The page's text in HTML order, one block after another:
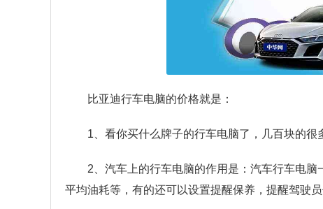
比亚迪行车电脑的价格就是：
1、看你买什么牌子的行车电脑了，几百块的很
2、汽车上的行车电脑的作用是：汽车行车电脑
平均油耗等，有的还可以设置提醒保养，提醒驾驶员